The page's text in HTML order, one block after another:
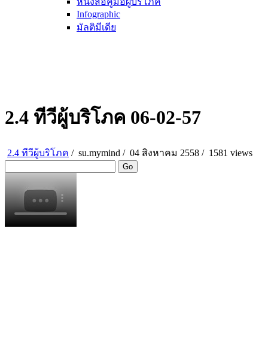
Infographic
มัลติมีเดีย
2.4 ทีวีผู้บริโภค 06-02-57
2.4 ทีวีผู้บริโภค / su.mymind / 04 สิงหาคม 2558 / 1581 views
Go